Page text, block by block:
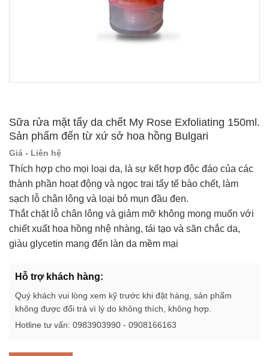
Sữa rửa mặt tẩy da chết My Rose Exfoliating 150ml.
Sản phẩm đến từ xứ sở hoa hồng Bulgari
Giá - Liên hệ
Thích hợp cho mọi loại da, là sự kết hợp độc đáo của các
thành phần hoạt động và ngọc trai tẩy tế bào chết, làm
sạch lỗ chân lông và loại bỏ mụn đầu đen.
Thắt chặt lỗ chân lông và giảm mỡ không mong muốn với
chiết xuất hoa hồng nhệ nhàng, tái tạo và săn chắc da,
giàu glycetin mang đến làn da mềm mại
Hỗ trợ khách hàng:
Quý khách vui lòng xem kỹ trước khi đặt hàng, sản phẩm
không được đổi trả vì lý do không thích, không hợp.
Hotline tư vấn: 0983903990 - 0908166163